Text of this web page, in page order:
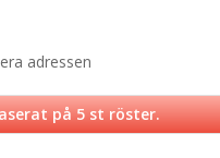
adressen
på5st röster.